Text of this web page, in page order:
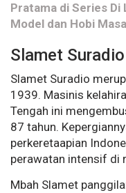
Pratama di Series
Model dan Hobi
Slamet
Slamet Suradio
1939. Masinis
Tengah ini
87 tahun.
perkeretaapian
perawatan intensif di
Mbah Slamet